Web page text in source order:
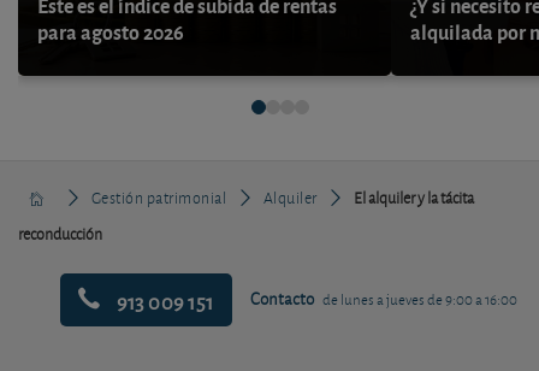
para agosto 2026
alquilada por
Gestión patrimonial Alquiler
El alquiler y la tácita
reconducción
913 009 151 Contacto de lunes a jueves de 9:00 a 16:00